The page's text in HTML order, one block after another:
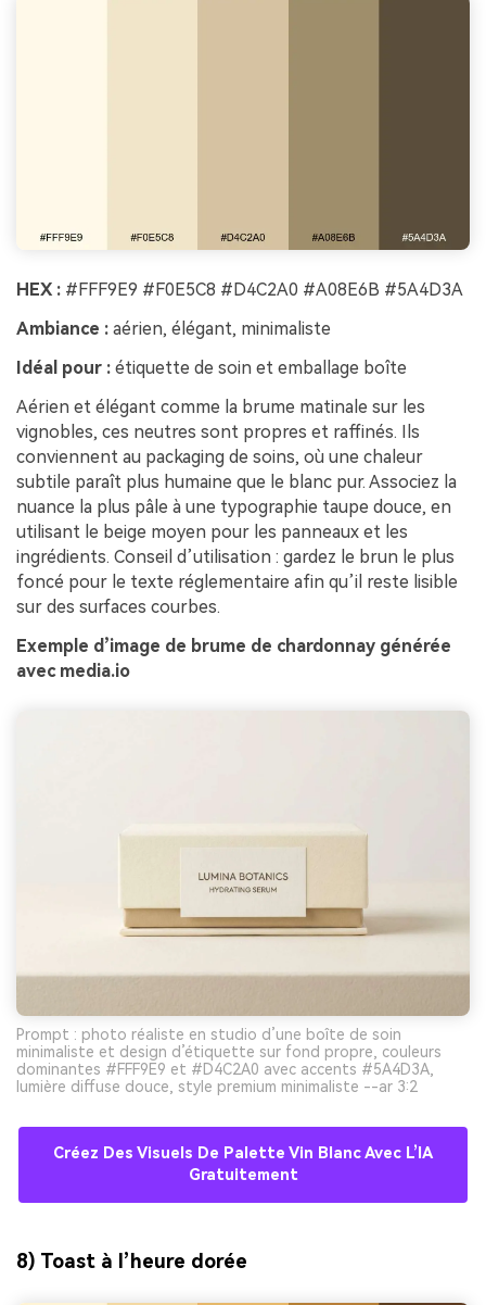
HEX : #FFF9E9 #F0E5C8 #D4C2A0 #A08E6B #5A4D3A
Ambiance : aérien, élégant, minimaliste
Idéal pour : étiquette de soin et emballage boîte
Aérien et élégant comme la brume matinale sur les
vignobles, ces neutres sont propres et raffinés. Ils
conviennent au packaging de soins, où une chaleur
subtile paraît plus humaine que le blanc pur. Associez la
nuance la plus pâle à une typographie taupe douce, en
utilisant le beige moyen pour les panneaux et les
ingrédients. Conseil d’utilisation : gardez le brun le plus
foncé pour le texte réglementaire afin qu’il reste lisible
sur des surfaces courbes.
Exemple d’image de brume de chardonnay générée
avec media.io
Prompt : photo réaliste en studio d’une boîte de soin
minimaliste et design d’étiquette sur fond propre, couleurs
dominantes #FFF9E9 et #D4C2A0 avec accents #5A4D3A,
lumière diffuse douce, style premium minimaliste --ar 3:2
Créez Des Visuels De Palette Vin Blanc Avec L’IA
Gratuitement
8) Toast à l’heure dorée